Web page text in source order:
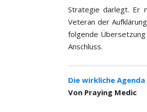
Strategie darlegt. Er
Veteran der
folgende
Anschluss.
Die wirkliche
Von Praying Medic